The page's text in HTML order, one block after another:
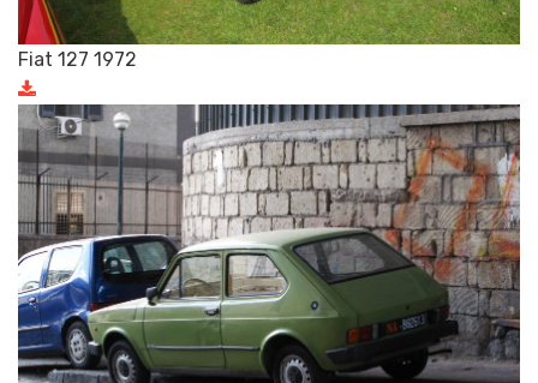
Fiat 127 1972